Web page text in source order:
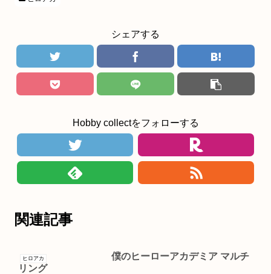
シェアする
Hobby collectをフォローする
関連記事
ヒロアカ
僕のヒーローアカデミア マルチ
リング